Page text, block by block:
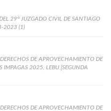
29° JUZGADO CIVIL DE SANTIAGO
2023 (1)
DE APROVECHAMIENTO DE
IMPAGAS 2025, LEBU [SEGUNDA
DE APROVECHAMIENTO DE